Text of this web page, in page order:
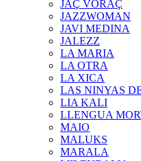
JAÇ VORAÇ
JAZZWOMAN
JAVI MEDINA
JALEZZ
LA MARIA
LA OTRA
LA XICA
LAS NINYAS
LIA KALI
LLENGUA
MAIO
MALUKS
MARALA